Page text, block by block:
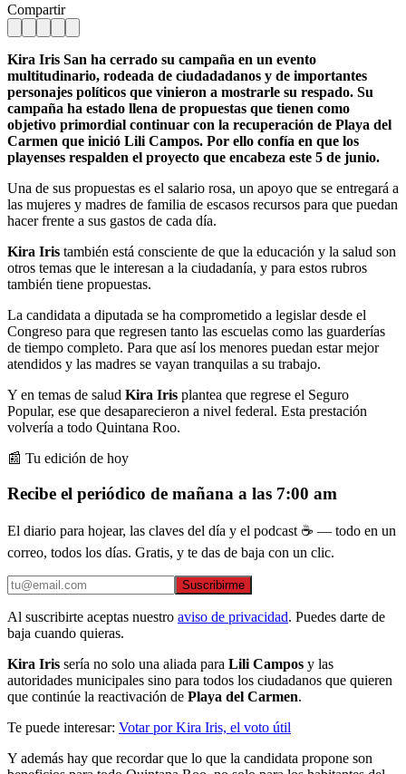
Compartir
Kira Iris San ha cerrado su campaña en un evento
multitudinario, rodeada de ciudadadanos y de importantes
personajes políticos que vinieron a mostrarle su respado. Su
campaña ha estado llena de propuestas que tienen como
objetivo primordial continuar con la recuperación de Playa del
Carmen que inició Lili Campos. Por ello confía en que los
playenses respalden el proyecto que encabeza este 5 de junio.
Una de sus propuestas es el salario rosa, un apoyo que se entregará a
las mujeres y madres de familia de escasos recursos para que puedan
hacer frente a sus gastos de cada día.
Kira Iris también está consciente de que la educación y la salud son
otros temas que le interesan a la ciudadanía, y para estos rubros
también tiene propuestas.
La candidata a diputada se ha comprometido a legislar desde el
Congreso para que regresen tanto las escuelas como las guarderías
de tiempo completo. Para que así los menores puedan estar mejor
atendidos y las madres se vayan tranquilas a su trabajo.
Y en temas de salud Kira Iris plantea que regrese el Seguro
Popular, ese que desaparecieron a nivel federal. Esta prestación
volvería a todo Quintana Roo.
📰 Tu edición de hoy
Recibe el periódico de mañana a las 7:00 am
El diario para hojear, las claves del día y el podcast ☕ — todo en un
correo, todos los días. Gratis, y te das de baja con un clic.
Suscribirme
Al suscribirte aceptas nuestro aviso de privacidad. Puedes darte de
baja cuando quieras.
Kira Iris sería no solo una aliada para Lili Campos y las
autoridades municipales sino para todos los ciudadanos que quieren
que continúe la reactivación de Playa del Carmen.
Te puede interesar: Votar por Kira Iris, el voto útil
Y además hay que recordar que lo que la candidata propone son